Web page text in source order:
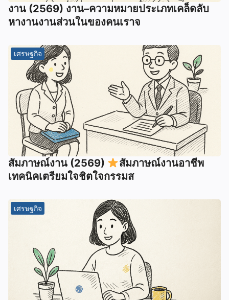
งาน (2569) งาน–ความหมายประเภทเคล็ดลับ
หางานงานส่วนในของคนเราจ
เศรษฐกิจ
สัมภาษณ์งาน (2569)
สัมภาษณ์งานอาชีพ
เทคนิคเตรียมใจชิตใจกรรมส
เศรษฐกิจ